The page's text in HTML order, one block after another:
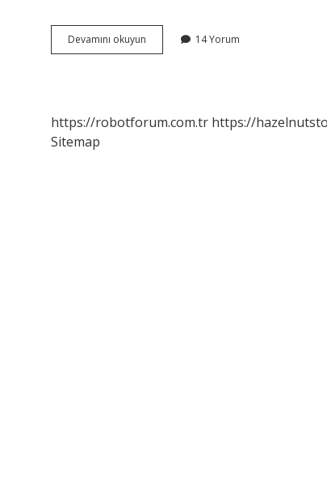
Devamını okuyun Afyonun
Adı
14 Yorum
https://robotforum.com.tr https://
Sitemap